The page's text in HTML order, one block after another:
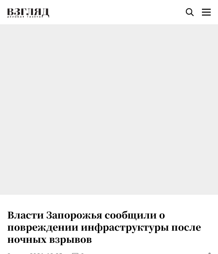
Власти Запорожья сообщили о
повреждении инфраструктуры после
ночных взрывов